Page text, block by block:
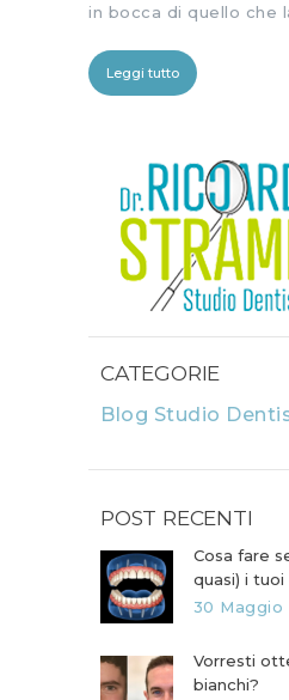
in bocca di quello che
Leggi tutto
CATEGORIE
Blog Studio
POST RECENTI
Cosa fare
quasi) i
30 Maggio
Vorresti
bianchi?